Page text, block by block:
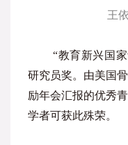
王
“教育新兴国
研究员奖。由美国
励年会汇报的优秀
学者可获此殊荣。